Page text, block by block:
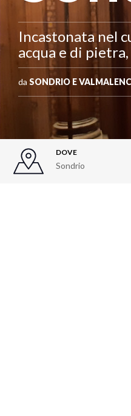
Incastonata nel
acqua e di
da SONDRIO E
DOVE
Sondrio